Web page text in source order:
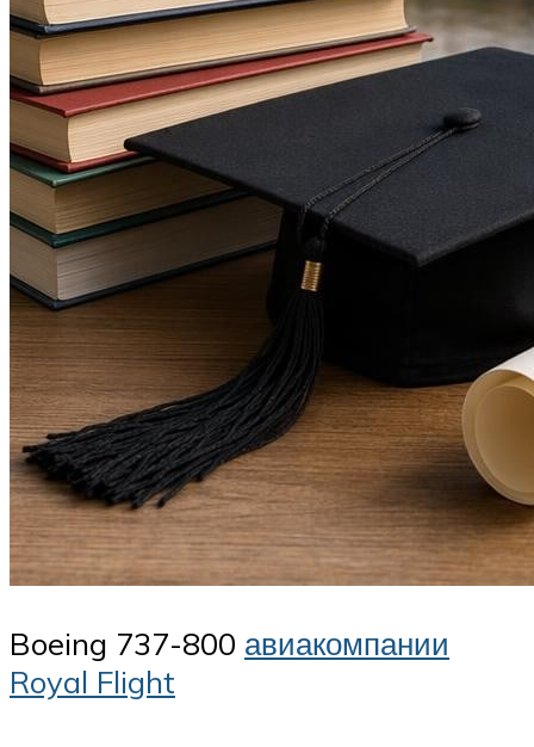
Boeing 737-800 авиакомпании
Royal Flight